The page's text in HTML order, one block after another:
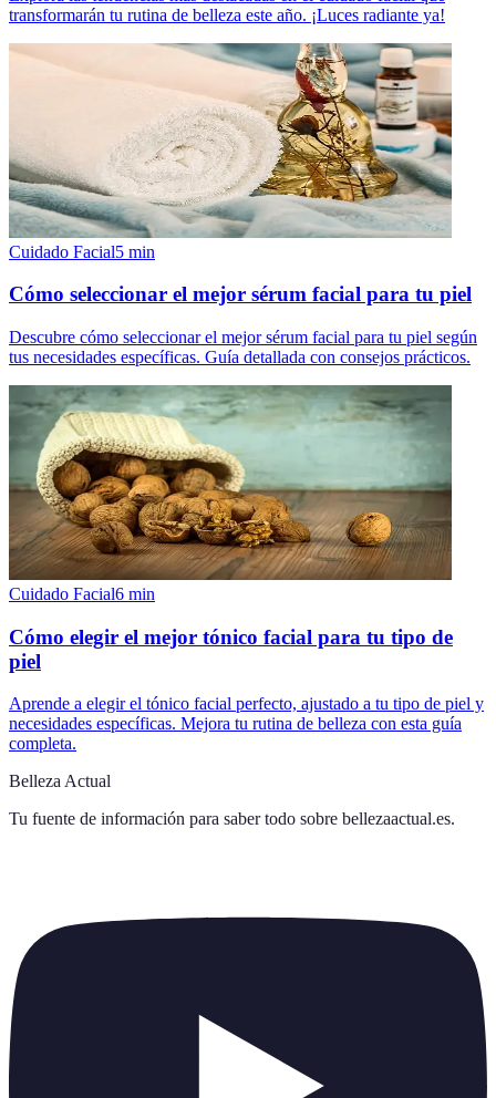
transformarán tu rutina de belleza este año. ¡Luces radiante ya!
Cuidado Facial5 min
Cómo seleccionar el mejor sérum facial para tu piel
Descubre cómo seleccionar el mejor sérum facial para tu piel según
tus necesidades específicas. Guía detallada con consejos prácticos.
Cuidado Facial6 min
Cómo elegir el mejor tónico facial para tu tipo de
piel
Aprende a elegir el tónico facial perfecto, ajustado a tu tipo de piel y
necesidades específicas. Mejora tu rutina de belleza con esta guía
completa.
Belleza Actual
Tu fuente de información para saber todo sobre bellezaactual.es.